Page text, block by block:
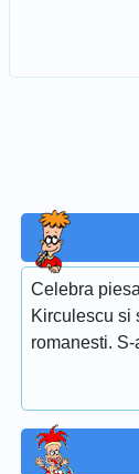
Celebra
Kirculescu si
romanesti.